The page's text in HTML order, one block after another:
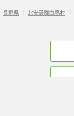
長野県 〉 北安曇郡白馬村 〉